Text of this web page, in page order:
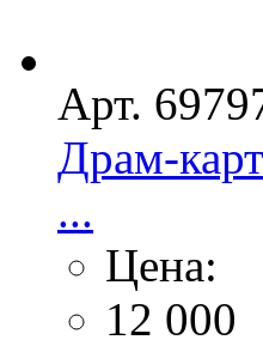
Арт.
Драм-
...
Цена:
12 000